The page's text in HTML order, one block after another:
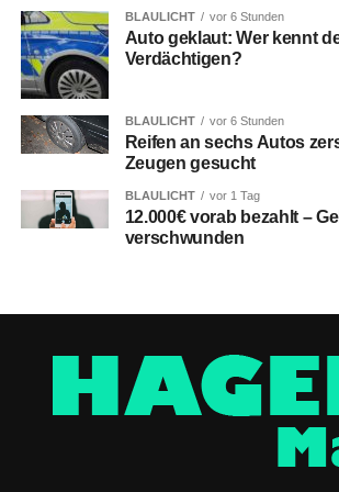
BLAULICHT vor 6 Stunden
Auto geklaut: Wer kennt
Verdächtigen?
BLAULICHT vor 6 Stunden
Reifen an sechs Autos
Zeugen gesucht
BLAULICHT vor 1 Tag
12.000€ vorab bezahlt –
verschwunden